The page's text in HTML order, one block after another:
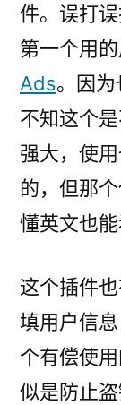
件。误打
第一个用
Ads。因
不知这个
强大，使
的，但那
懂英文也能
这个插件
填用户信
个有偿使
似是防止